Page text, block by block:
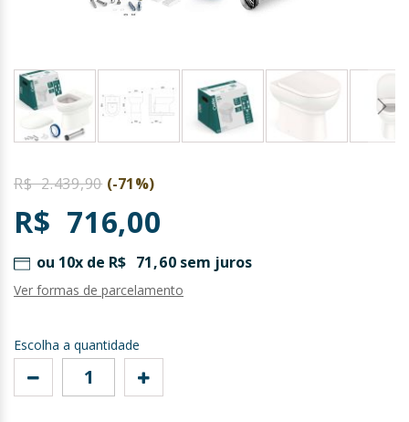
para
início
da
Galeria
de
imagens
R$ 2.439,90 (-71%)
R$ 716,00
ou 10x de R$ 71,60 sem juros
Ver formas de parcelamento
Escolha a quantidade